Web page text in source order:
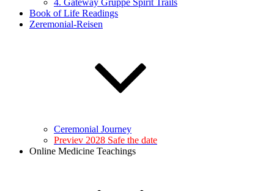
4. Gateway Gruppe Spirit Trails
Book of Life Readings
Zeremonial-Reisen
Ceremonial Journey
Previev 2028 Safe the date
Online Medicine Teachings